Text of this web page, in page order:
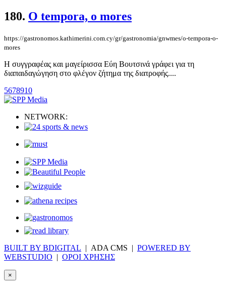
180. O tempora, o mores
https://gastronomos.kathimerini.com.cy/gr/gastronomia/gnwmes/o-tempora-o-
mores
Η συγγραφέας και μαγείρισσα Εύη Βουτσινά γράφει για τη
διαπαιδαγώγηση στο φλέγον ζήτημα της διατροφής....
5678910
NETWORK:
BUILT BY BDIGITAL | ADA CMS | POWERED BY
WEBSTUDIO | ΟΡΟΙ ΧΡΗΣΗΣ
×